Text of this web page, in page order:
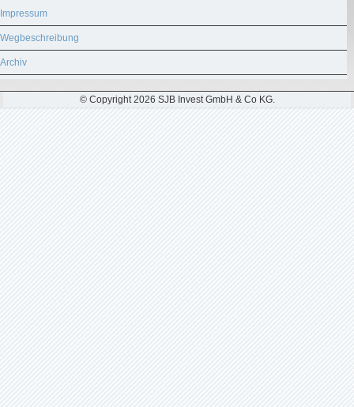
Impressum
Wegbeschreibung
Archiv
© Copyright 2026 SJB Invest GmbH & Co KG.